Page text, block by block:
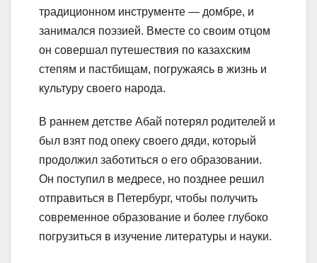
традиционном инструменте — домбре, и
занимался поэзией. Вместе со своим отцом
он совершал путешествия по казахским
степям и пастбищам, погружаясь в жизнь и
культуру своего народа.
В раннем детстве Абай потерял родителей и
был взят под опеку своего дяди, который
продолжил заботиться о его образовании.
Он поступил в медресе, но позднее решил
отправиться в Петербург, чтобы получить
современное образование и более глубоко
погрузиться в изучение литературы и науки.